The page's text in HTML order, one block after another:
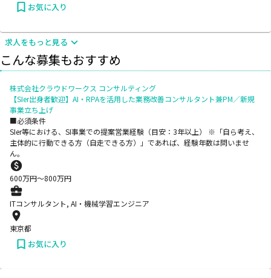
お気に入り
求人をもっと見る
こんな募集もおすすめ
株式会社クラウドワークス コンサルティング
【SIer出身者歓迎】AI・RPAを活用した業務改善コンサルタント兼PM／新規
事業立ち上げ
■必須条件
SIer等における、SI事業での提案営業経験（目安：3年以上） ※「自ら考え、
主体的に行動できる方（自走できる方）」であれば、経験年数は問いませ
ん。
600万円〜800万円
ITコンサルタント, AI・機械学習エンジニア
東京都
お気に入り